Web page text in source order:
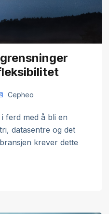
Cepheo
ferd med å bli en
datasentre og det
krever dette